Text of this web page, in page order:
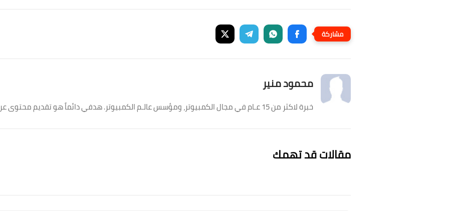
محمود منير
خبرة لاكثر من 15 عـام في مجال الكمبيوتر، ومؤسس عالـم الكمبيوتر. هدفي دائماً هو تقديم محتوى عربي مميز عن الكمبيوتر.
مقالات قد تهمك